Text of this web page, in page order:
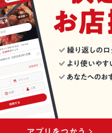
連れ歓迎 ：ベビーカーでのご入